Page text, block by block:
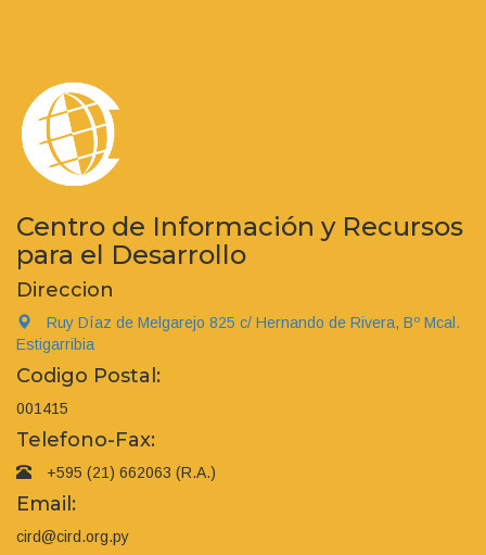
Centro de Información y Recursos
para el Desarrollo
Direccion
Ruy Díaz de Melgarejo 825 c/ Hernando de Rivera, Bº Mcal.
Estigarribia
Codigo Postal:
001415
Telefono-Fax:
+595 (21) 662063 (R.A.)
Email:
cird@cird.org.py